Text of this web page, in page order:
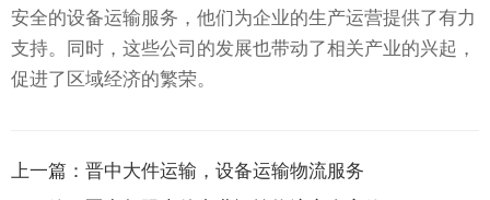
安全的设备运输服务，他们为企业的生产运营提供了有力
支持。同时，这些公司的发展也带动了相关产业的兴起，
促进了区域经济的繁荣。
上一篇： 晋中大件运输，设备运输物流服务